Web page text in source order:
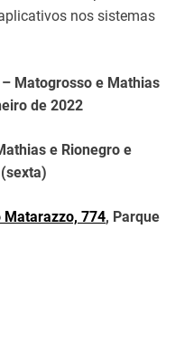
nos sistemas
Matogrosso e Mathias
de 2022
e Rionegro e
Matarazzo, 774, Parque